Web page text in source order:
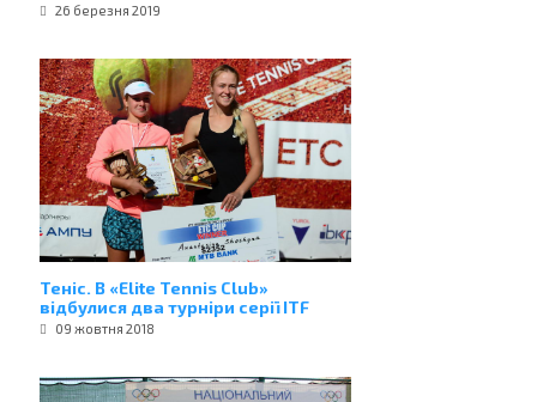
26 березня 2019
Теніс. В «Elite Tennis Club»
відбулися два турніри серії ІTF
09 жовтня 2018